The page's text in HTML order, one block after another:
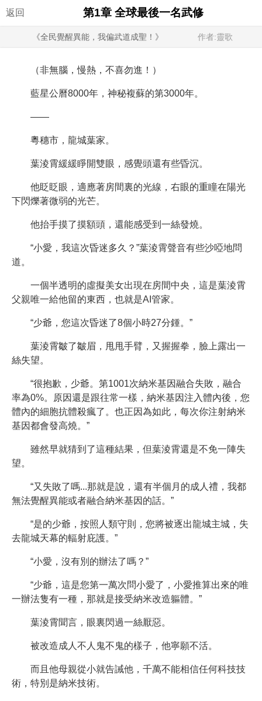
返回 第1章 全球最後一名武修
《全民覺醒異能，我偏武道成聖！》 作者:靈歌
（非無腦，慢熱，不喜勿進！）
藍星公曆8000年，神秘複蘇的第3000年。
——
粵穗市，龍城葉家。
葉淩霄緩緩睜開雙眼，感覺頭還有些昏沉。
他眨眨眼，適應著房間裏的光線，右眼的重瞳在陽光
下閃爍著微弱的光芒。
他抬手摸了摸額頭，還能感受到一絲發燒。
“小愛，我這次昏迷多久？”葉淩霄聲音有些沙啞地問
道。
一個半透明的虛擬美女出現在房間中央，這是葉淩霄
父親唯一給他留的東西，也就是AI管家。
“少爺，您這次昏迷了8個小時27分鍾。”
葉淩霄皺了皺眉，甩甩手臂，又握握拳，臉上露出一
絲失望。
“很抱歉，少爺。第1001次納米基因融合失敗，融合
率為0%。原因還是跟往常一樣，納米基因注入體內後，您
體內的細胞抗體殺瘋了。也正因為如此，每次你注射納米
基因都會發高燒。”
雖然早就猜到了這種結果，但葉淩霄還是不免一陣失
望。
“又失敗了嗎...那就是說，還有半個月的成人禮，我都
無法覺醒異能或者融合納米基因的話。”
“是的少爺，按照人類守則，您將被逐出龍城主城，失
去龍城天幕的輻射庇護。”
“小愛，沒有別的辦法了嗎？”
“少爺，這是您第一萬次問小愛了，小愛推算出來的唯
一辦法隻有一種，那就是接受納米改造軀體。”
葉淩霄聞言，眼裏閃過一絲厭惡。
被改造成人不人鬼不鬼的樣子，他寧願不活。
而且他母親從小就告誡他，千萬不能相信任何科技技
術，特別是納米技術。